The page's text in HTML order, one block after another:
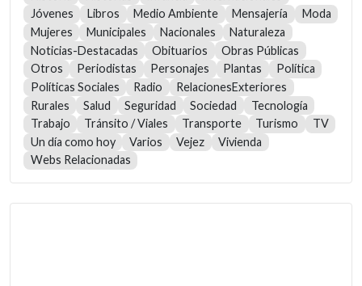
Jóvenes
Libros Medio Ambiente Mensajería
Moda
Mujeres
Municipales Nacionales
Naturaleza
Noticias-Destacadas
Obituarios
Obras Públicas
Otros
Periodistas Personajes Plantas
Política
Políticas Sociales
Radio
RelacionesExteriores
Rurales
Salud Seguridad Sociedad
Tecnología
Trabajo
Tránsito / Viales Transporte Turismo
TV
Un día como hoy
Varios Vejez
Vivienda
Webs Relacionadas